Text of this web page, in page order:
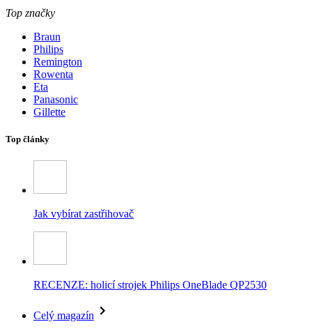
Top značky
Braun
Philips
Remington
Rowenta
Eta
Panasonic
Gillette
Top články
Jak vybírat zastřihovač
RECENZE: holicí strojek Philips OneBlade QP2530
Celý magazín